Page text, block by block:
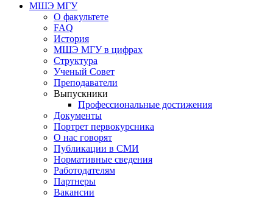
МШЭ МГУ
О факультете
FAQ
История
МШЭ МГУ в цифрах
Структура
Ученый Совет
Преподаватели
Выпускники
Профессиональные достижения
Документы
Портрет первокурсника
О нас говорят
Публикации в СМИ
Нормативные сведения
Работодателям
Партнеры
Вакансии